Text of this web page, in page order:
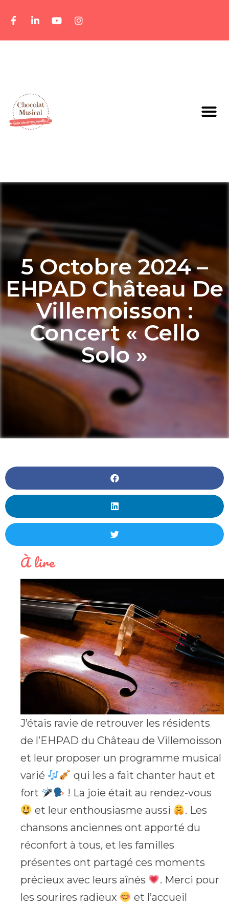
5 Octobre 2024 –
EHPAD Château De
Villemoisson :
Concert « Cello
Solo »
À lire
J’étais ravie de retrouver les résidents
de l’EHPAD du Château de Villemoisson
et leur proposer un programme musical
varié
qui les a fait chanter haut et
fort
! La joie était au rendez-vous
et leur enthousiasme aussi
. Les
chansons anciennes ont apporté du
réconfort à tous, et les familles
présentes ont partagé ces moments
précieux avec leurs aînés
. Merci pour
les sourires radieux
et l’accueil